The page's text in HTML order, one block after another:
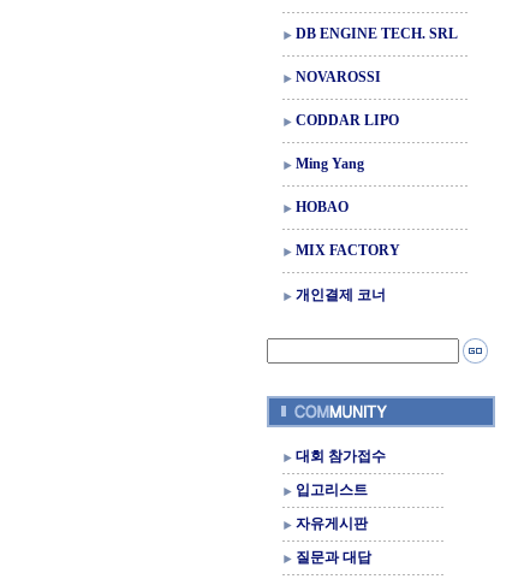
DB ENGINE TECH. SRL
NOVAROSSI
CODDAR LIPO
Ming Yang
HOBAO
MIX FACTORY
개인결제 코너
대회 참가접수
입고리스트
자유게시판
질문과 대답